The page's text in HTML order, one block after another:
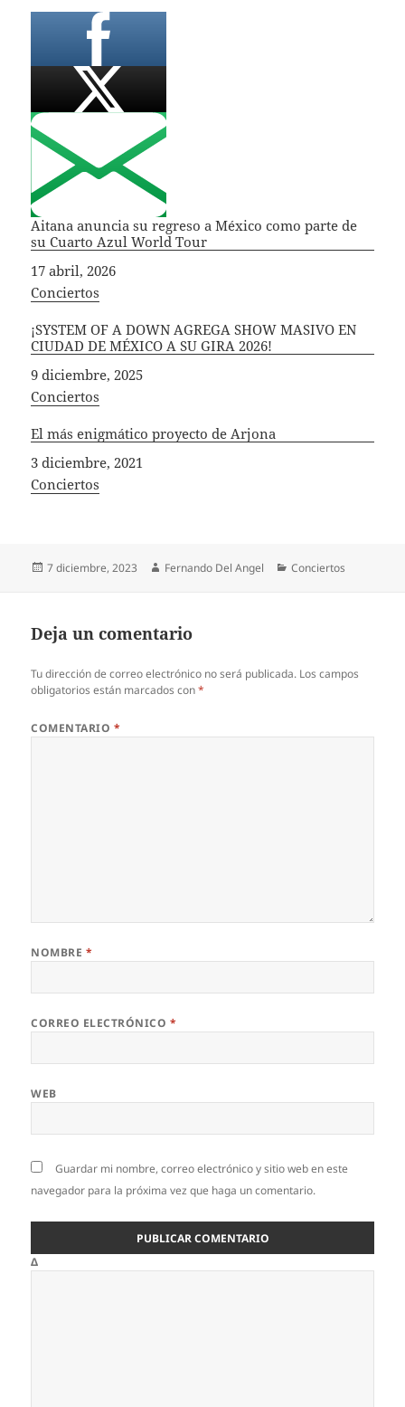
Aitana anuncia su regreso a México como parte de
su Cuarto Azul World Tour
Fecha
17 abril, 2026
In relation to
Conciertos
¡SYSTEM OF A DOWN AGREGA SHOW MASIVO EN
CIUDAD DE MÉXICO A SU GIRA 2026!
Fecha
9 diciembre, 2025
In relation to
Conciertos
El más enigmático proyecto de Arjona
Fecha
3 diciembre, 2021
In relation to
Conciertos
Publicado
7 diciembre, 2023 Autor
Fernando Del Angel Categorías
Conciertos
Deja un comentario
Tu dirección de correo electrónico no será publicada. Los campos
obligatorios están marcados con*
COMENTARIO *
NOMBRE *
CORREO ELECTRÓNICO *
WEB
Guardar mi nombre, correo electrónico y sitio web en este
navegador para la próxima vez que haga un comentario.
Δ